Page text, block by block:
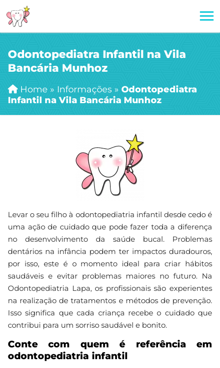
Odontopediatra Infantil na Vila
Bancária Munhoz
Home » Informações » Odontopediatra
Infantil na Vila Bancária Munhoz
Levar o seu filho à odontopediatria infantil desde cedo é
uma ação de cuidado que pode fazer toda a diferença
no desenvolvimento da saúde bucal. Problemas
dentários na infância podem ter impactos duradouros,
por isso, este é o momento ideal para criar hábitos
saudáveis e evitar problemas maiores no futuro. Na
Odontopediatria Lapa, os profissionais são experientes
na realização de tratamentos e métodos de prevenção.
Isso significa que cada criança recebe o cuidado que
contribui para um sorriso saudável e bonito.
Conte com quem é referência em
odontopediatria infantil